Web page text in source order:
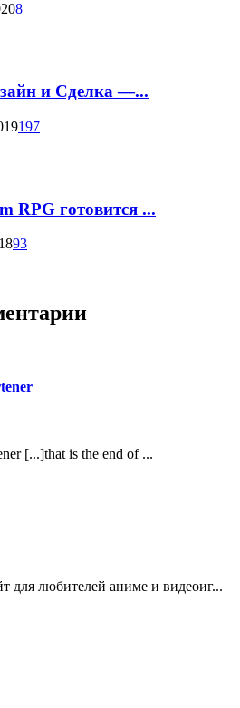
8
и Сделка —...
197
RPG готовится ...
93
[...]that is the end of ...
для любителей аниме и видеоиг...